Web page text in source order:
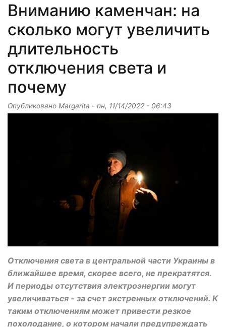
Вниманию каменчан: на
сколько могут увеличить
длительность
отключения света и
почему
Опубликовано Margarita - пн, 11/14/2022 - 06:43
Отключения света в центральной части Украины в
ближайшее время, скорее всего, не прекратятся.
И периоды отсутствия электроэнергии могут
увеличиваться - за счет экстренных отключений. К
таким отключениям может привести резкое
похолодание, о котором начали предупреждать